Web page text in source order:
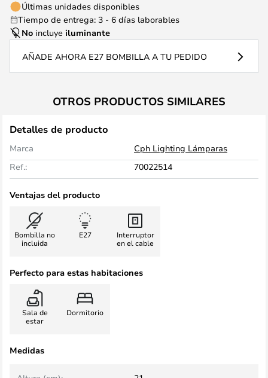
Últimas unidades disponibles
Tiempo de entrega: 3 - 6 días laborables
No incluye iluminante
AÑADE AHORA E27 BOMBILLA A TU PEDIDO
OTROS PRODUCTOS SIMILARES
Detalles de producto
Marca
Cph Lighting Lámparas
Ref.:
70022514
Ventajas del producto
Bombilla no
incluida
E27
Interruptor
en el cable
Perfecto para estas habitaciones
Sala de
estar
Dormitorio
Medidas